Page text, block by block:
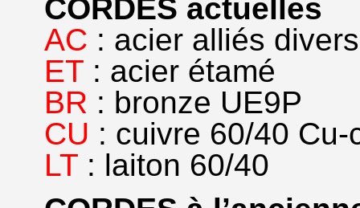
CORDES actuelles
AC : acier alliés divers
ET: acier étamé
BR : bronze UE9P
CU : cuivre 60/40 Cu-
LT: laiton 60/40